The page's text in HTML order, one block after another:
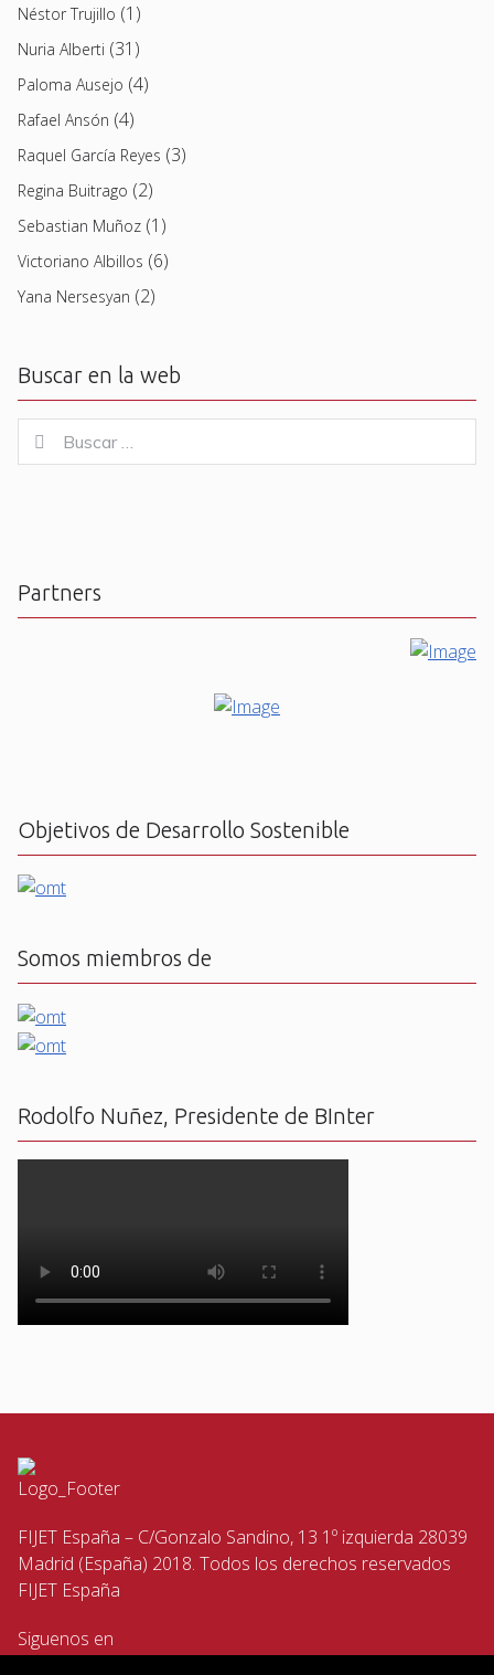
Néstor Trujillo (1)
Nuria Alberti (31)
Paloma Ausejo (4)
Rafael Ansón (4)
Raquel García Reyes (3)
Regina Buitrago (2)
Sebastian Muñoz (1)
Victoriano Albillos (6)
Yana Nersesyan (2)
Buscar en la web
for:
Buscar
Partners
Objetivos de Desarrollo Sostenible
Somos miembros de
Rodolfo Nuñez, Presidente de BInter
FIJET España – C/Gonzalo Sandino, 13 1º izquierda 28039
Madrid (España) 2018. Todos los derechos reservados
FIJET España
Siguenos en